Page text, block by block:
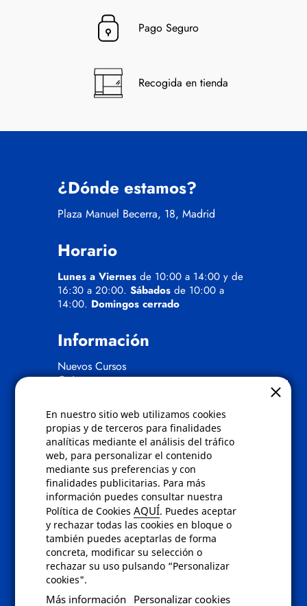
En nuestro sitio web utilizamos cookies
propias y de terceros para finalidades
analíticas mediante el análisis del tráfico
web, para personalizar el contenido
mediante sus preferencias y con
finalidades publicitarias. Para más
información puedes consultar nuestra
Política de CookiesAQUÍ. Puedes aceptar
y rechazar todas las cookies en bloque o
también puedes aceptarlas de forma
concreta, modificar su selección o
rechazar su uso pulsando “Personalizar
cookies".
Más información Personalizar cookies
Pago Seguro
Recogida en tienda
¿Dónde estamos?
Plaza Manuel Becerra, 18, Madrid
Horario
Lunes a Viernes de 10:00 a 14:00 y de
16:30 a 20:00. Sábados de 10:00 a
14:00. Domingos cerrado
Información
Nuevos Cursos
Quienes somos
Políticas
Condiciones de compra
Aviso de privacidad
Cookies
Bajas comunicados comerciales
Derecho de desistimiento
Preguntas frecuentes
Contacto
Envíanos un email a
bien rellena nuestroformulario de